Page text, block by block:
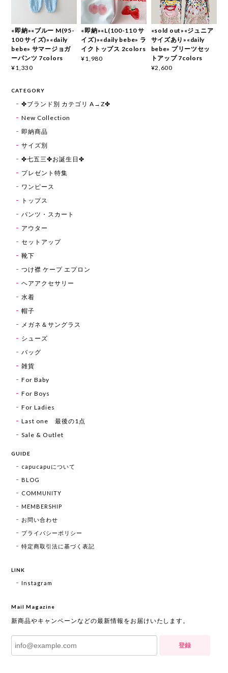
«即納»«ブルー M(95-
100 サイズ)»«daily
bebe» サマージョガ
ーパンツ 7colors
¥1,330
«即納»«L(100-110 サ
イズ)»«daily bebe» ラ
イクトップス 2colors
¥1,980
«sold out»«ジュニア
サイズあり»«daily
bebe» プリーツセッ
トアップ 7colors
¥2,600
CATEGORY
✤ブランド別 カテゴリ A→Z✤
New Collection
即納商品
サイズ別
✤七五三✤お誕生日✤
プレゼント特集
ワンピース
トップス
パンツ・スカート
アウター
セットアップ
靴下
つけ襟 ケープ エプロン
ヘアアクセサリー
水着
帽子
メガネ＆サングラス
シューズ
バッグ
雑貨
For Baby
For Boys
For Ladies
Last one 最後の1点
Sale & Outlet
GUIDE
capucapuについて
BLOG
COMMUNITY
MEMBERSHIP
お問い合わせ
プライバシーポリシー
特定商取引法に基づく表記
LINK
Instagram
Mail Magazine
新商品やキャンペーンなどの最新情報をお届けいたします。
登録